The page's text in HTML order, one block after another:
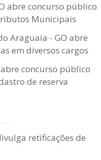
abre concurso público
Municipais
Araguaia - GO abre
em diversos cargos
concurso público
de reserva
retificações de